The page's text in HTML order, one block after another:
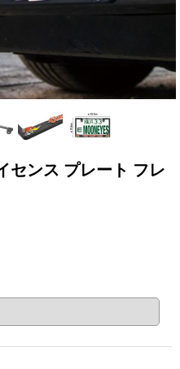
センス プレート フレ